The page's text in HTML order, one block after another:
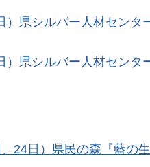
県シルバー人材セン
県シルバー人材セン
24日） 県民の森『藍の